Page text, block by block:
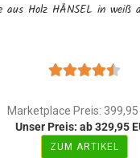
aus Holz HÄNSEL in weiß
Marketplace Preis: 399,95
Unser Preis: ab 329,95
ZUM ARTIKEL